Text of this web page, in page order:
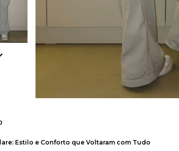
Estilo e Conforto que Voltaram com Tudo